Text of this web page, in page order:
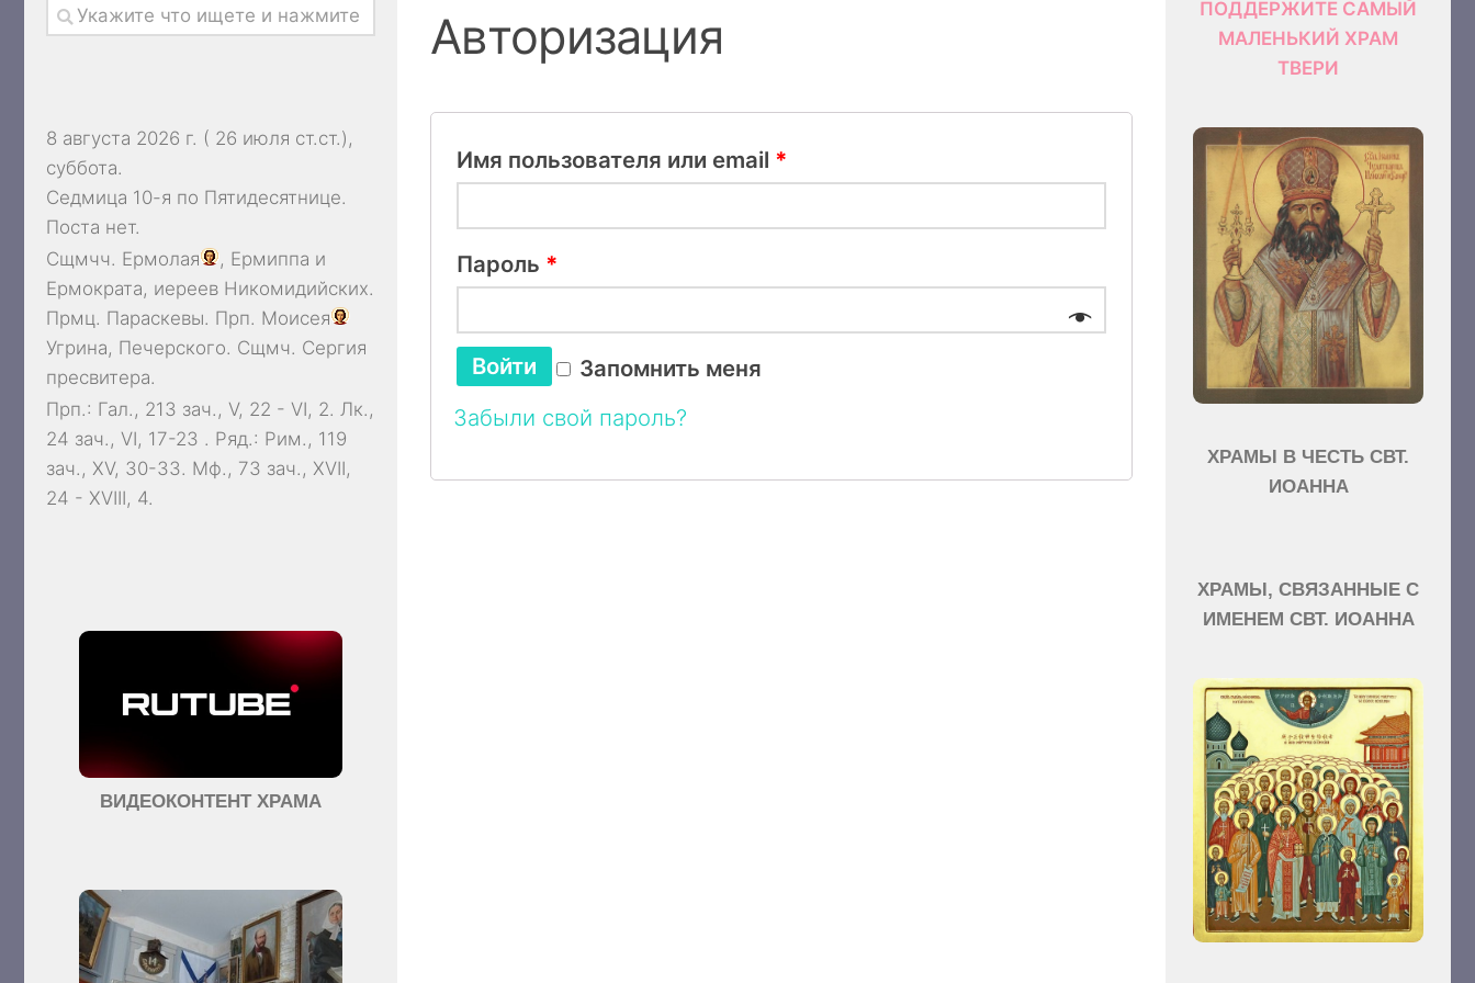
Авторизация
Имя пользователя или email *
Пароль *
Запомнить меня
Войти
Забыли свой пароль?
8 августа 2026 г. ( 26 июля ст.ст.),
суббота.
Седмица 10-я по Пятидесятнице.
Поста нет.
Сщмчч. Ермолая , Ермиппа и
Ермократа, иереев Никомидийских.
Прмц. Параскевы. Прп. Моисея
Угрина, Печерского. Сщмч. Сергия
пресвитера.
Прп.: Гал., 213 зач., V, 22 - VI, 2. Лк.,
24 зач., VI, 17-23 . Ряд.: Рим., 119
зач., XV, 30-33. Мф., 73 зач., XVII,
24 - XVIII, 4.
ВИДЕОКОНТЕНТ ХРАМА
ПОДДЕРЖИТЕ САМЫЙ
МАЛЕНЬКИЙ ХРАМ
ТВЕРИ
ХРАМЫ В ЧЕСТЬ СВТ.
ИОАННА
ХРАМЫ, СВЯЗАННЫЕ С
ИМЕНЕМ СВТ. ИОАННА